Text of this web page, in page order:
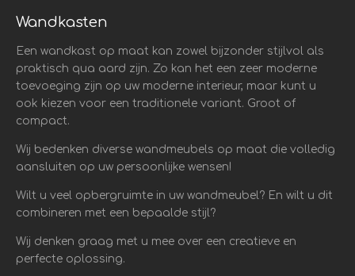
Wandkasten
Een wandkast op maat kan zowel bijzonder stijlvol als
praktisch qua aard zijn. Zo kan het een zeer moderne
toevoeging zijn op uw moderne interieur, maar kunt u
ook kiezen voor een traditionele variant. Groot of
compact.
Wij bedenken diverse wandmeubels op maat die volledig
aansluiten op uw persoonlijke wensen!
Wilt u veel opbergruimte in uw wandmeubel? En wilt u dit
combineren met een bepaalde stijl?
Wij denken graag met u mee over een creatieve en
perfecte oplossing.